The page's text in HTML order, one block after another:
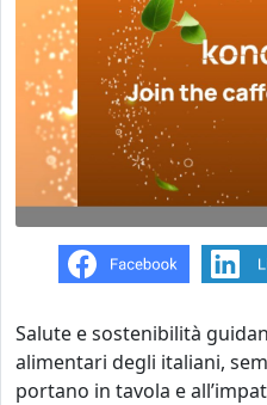
Salute e sostenibilità
alimentari degli italiani,
portano in tavola e